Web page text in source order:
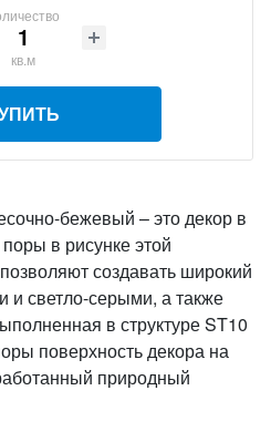
кв.м
бежевый – это декор в
в рисунке этой
создавать широкий
и светло-серыми, а также
в структуре ST10
поверхность декора на
природный